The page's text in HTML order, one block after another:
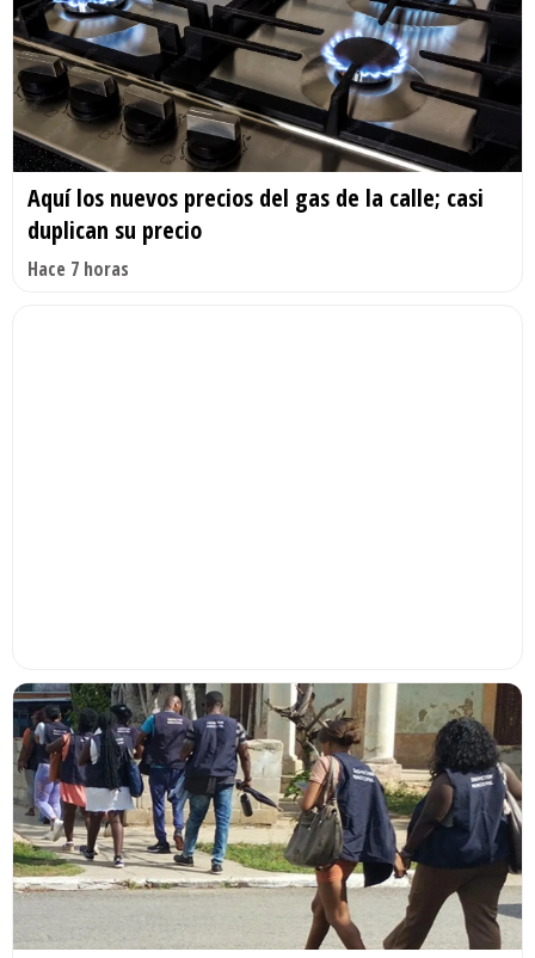
Aquí los nuevos precios del gas de la calle; casi
duplican su precio
Hace 7 horas